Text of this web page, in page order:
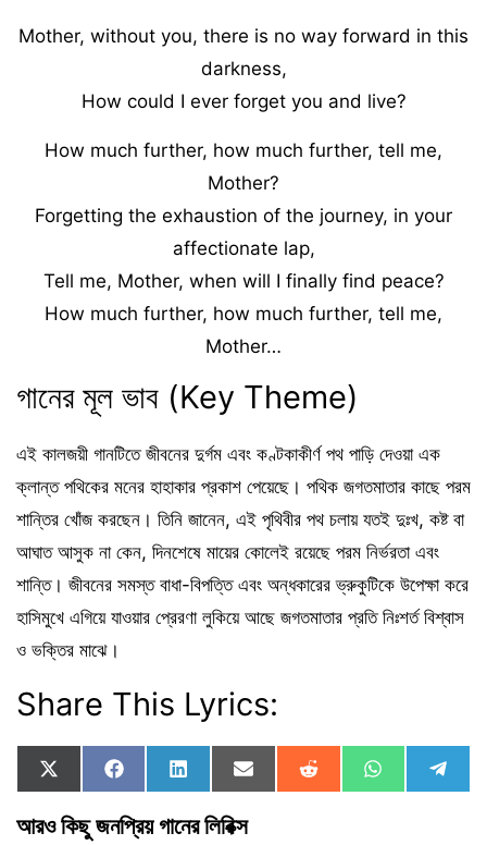
Mother, without you, there is no way forward in this
darkness,
How could I ever forget you and live?
How much further, how much further, tell me,
Mother?
Forgetting the exhaustion of the journey, in your
affectionate lap,
Tell me, Mother, when will I finally find peace?
How much further, how much further, tell me,
Mother…
গানের মূল ভাব (Key Theme)
এই কালজয়ী গানটিতে জীবনের দুর্গম এবং কণ্টকাকীর্ণ পথ পাড়ি দেওয়া এক
ক্লান্ত পথিকের মনের হাহাকার প্রকাশ পেয়েছে। পথিক জগতমাতার কাছে পরম
শান্তির খোঁজ করছেন। তিনি জানেন, এই পৃথিবীর পথ চলায় যতই দুঃখ, কষ্ট বা
আঘাত আসুক না কেন, দিনশেষে মায়ের কোলেই রয়েছে পরম নির্ভরতা এবং
শান্তি। জীবনের সমস্ত বাধা-বিপত্তি এবং অন্ধকারের ভ্রুকুটিকে উপেক্ষা করে
হাসিমুখে এগিয়ে যাওয়ার প্রেরণা লুকিয়ে আছে জগতমাতার প্রতি নিঃশর্ত বিশ্বাস
ও ভক্তির মাঝে।
Share This Lyrics:
Share
on
X
(
T
w
Share
on
F
a
c
e
Share
on
L
i
k
Share
on
E
m
Share
on
R
e
Share
on
W
h
on
e
আরও কিছু জনপ্রিয় গানের লিরিক্স